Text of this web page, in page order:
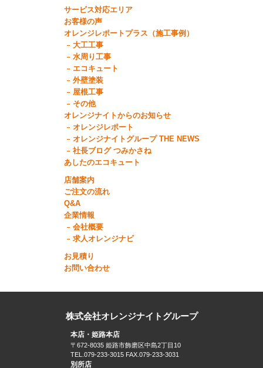
サービス対応エリア
お客様の声
オレンジレポートプラス（施工事例）
大工工事
水周り工事
エコキュート
外壁塗装
屋根工事
その他
オレンジナイトからのお知らせ
オレンジレポート
オレンジナイトグループ THE NEWS
社長ブログ つみかさね
あしたのエコキュート
店舗案内
ご注文の流れ
Q&A
企業情報
会社概要
求人オレンジナビ
お見積り
お問い合わせ
株式会社オレンジナイトグループ
本店・姫路本店
〒672-8035 姫路市飾磨区中島2丁目10
TEL.079-233-3015 FAX.079-233-3031
別所店